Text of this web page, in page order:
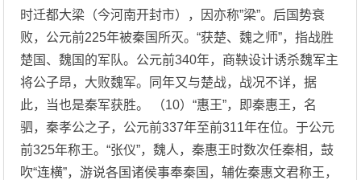
时迁都大梁（今河南开封市），因亦称”梁”。后国势衰
败，公元前225年被秦国所灭。“获楚、魏之师”，指战胜
楚国、魏国的军队。公元前340年，商鞅设计诱杀魏军主
将公子昂，大败魏军。同年又与楚战，战况不详，据
此，当也是秦军获胜。 （10）“惠王”，即秦惠王，名
驷，秦孝公之子，公元前337年至前311年在位。于公元
前325年称王。“张仪”，魏人，秦惠王时数次任秦相，鼓
吹“连横”，游说各国诸侯事奉秦国，辅佐秦惠文君称王，